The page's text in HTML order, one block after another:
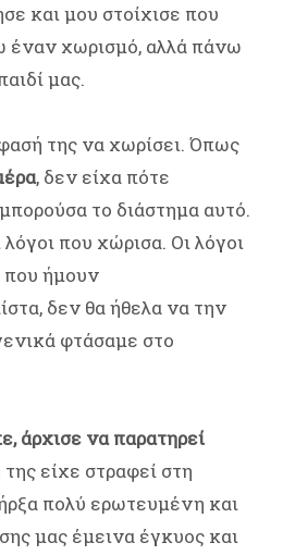
και μου στοίχισε που
έναν χωρισμό, αλλά πάνω
μας.
της να χωρίσει. Όπως
, δεν είχα πότε
το διάστημα αυτό.
που χώρισα. Οι λόγοι
που ήμουν
δεν θα ήθελα να την
φτάσαμε στο
άρχισε να παρατηρεί
είχε στραφεί στη
πολύ ερωτευμένη και
μας έμεινα έγκυος και